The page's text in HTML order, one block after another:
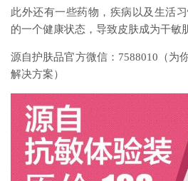
此外还有一些药物，疾病以及生活
的一个健康状态，导致皮肤成为干敏
源自护肤品官方微信：7588010（为
解决方案）